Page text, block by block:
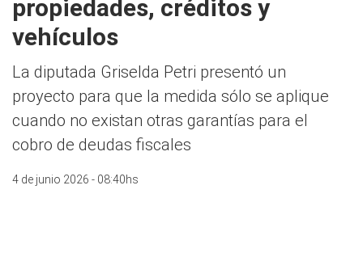
propiedades, créditos y
vehículos
La diputada Griselda Petri presentó un
proyecto para que la medida sólo se aplique
cuando no existan otras garantías para el
cobro de deudas fiscales
4 de junio 2026 - 08:40hs